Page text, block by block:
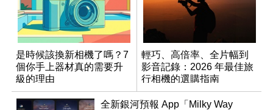
是時候該換新相機了嗎？7
個你手上器材真的需要升
級的理由
輕巧、高倍率、全片幅到
影音記錄：2026 年最佳旅
行相機的選購指南
全新銀河預報 App「Milky Way